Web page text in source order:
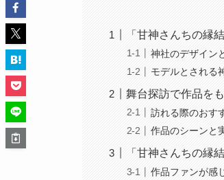
「甘神さんちの縁
神社のデザイン
モデルとされる
舞台探訪で作品を
訪れる際のおす
作品のシーンと
「甘神さんちの縁
作品ファンが感